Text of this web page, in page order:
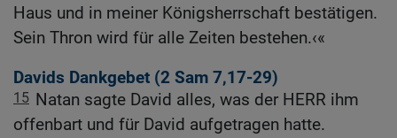
Haus und in meiner Königsherrschaft bestätigen.
Sein Thron wird für alle Zeiten bestehen.‹«
Davids Dankgebet (2 Sam 7,17-29)
15 Natan sagte David alles, was der HERR ihm
offenbart und für David aufgetragen hatte.